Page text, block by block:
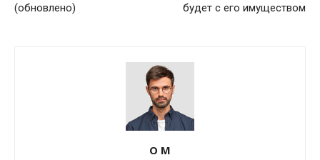
(обновлено)
будет с его имуществом
О М